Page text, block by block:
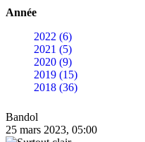
Année
2022 (6)
2021 (5)
2020 (9)
2019 (15)
2018 (36)
Bandol
25 mars 2023, 05:00